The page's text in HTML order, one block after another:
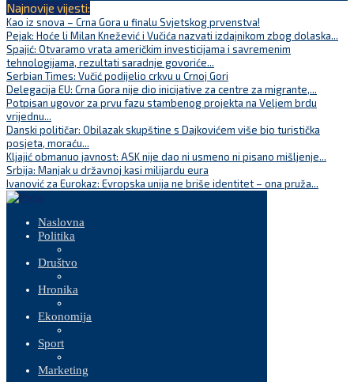
Najnovije vijesti:
Kao iz snova – Crna Gora u finalu Svjetskog prvenstva!
Pejak: Hoće li Milan Knežević i Vučića nazvati izdajnikom zbog dolaska...
Spajić: Otvaramo vrata američkim investicijama i savremenim
tehnologijama, rezultati saradnje govoriće...
Serbian Times: Vučić podijelio crkvu u Crnoj Gori
Delegacija EU: Crna Gora nije dio inicijative za centre za migrante,...
Potpisan ugovor za prvu fazu stambenog projekta na Veljem brdu
vrijednu...
Danski političar: Obilazak skupštine s Dajkovićem više bio turistička
posjeta, moraću...
Kljajić obmanuo javnost: ASK nije dao ni usmeno ni pisano mišljenje...
Srbija: Manjak u državnoj kasi milijardu eura
Ivanović za Eurokaz: Evropska unija ne briše identitet – ona pruža...
Naslovna
Politika
Društvo
Hronika
Ekonomija
Sport
Marketing